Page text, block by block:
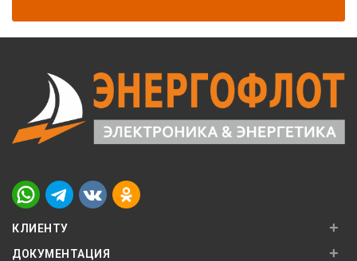
КЛИЕНТУ +
ДОКУМЕНТАЦИЯ +